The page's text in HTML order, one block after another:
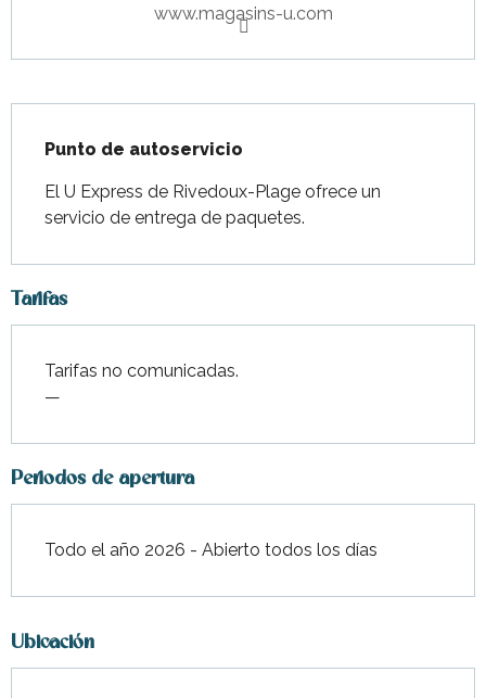
www.magasins-u.com
Punto de autoservicio
El U Express de Rivedoux-Plage ofrece un
servicio de entrega de paquetes.
Tarifas
Tarifas no comunicadas.
—
Periodos de apertura
Todo el año 2026 - Abierto todos los días
Ubicación